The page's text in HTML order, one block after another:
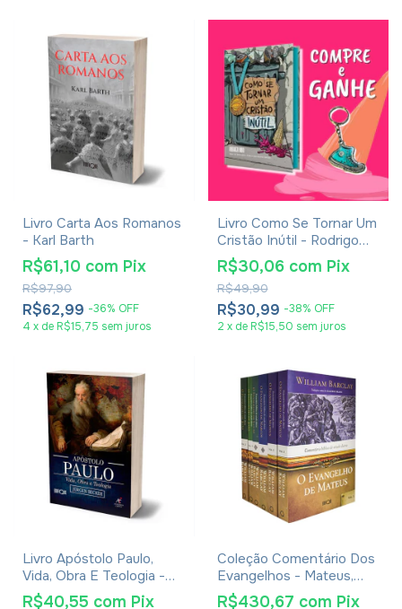
Livro Carta Aos Romanos
- Karl Barth
R$62,99 -36% OFF
R$97,90
R$61,10 com Pix
4 x de R$15,75 sem juros
Livro Como Se Tornar Um
Cristão Inútil - Rodrigo
Bibo
R$30,99 -38% OFF
R$49,90
R$30,06 com Pix
2 x de R$15,50 sem juros
Livro Apóstolo Paulo,
Vida, Obra E Teologia -
Jürgen Becker
R$40,55 com Pix
Coleção Comentário Dos
Evangelhos - Mateus,
Marcos, Lucas e João -
R$430,67 com Pix